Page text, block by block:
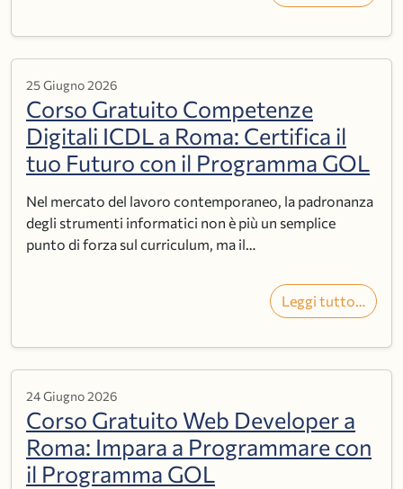
25 Giugno 2026
Corso Gratuito Competenze
Digitali ICDL a Roma: Certifica il
tuo Futuro con il Programma GOL
Nel mercato del lavoro contemporaneo, la padronanza
degli strumenti informatici non è più un semplice
punto di forza sul curriculum, ma il…
Leggi tutto…
24 Giugno 2026
Corso Gratuito Web Developer a
Roma: Impara a Programmare con
il Programma GOL